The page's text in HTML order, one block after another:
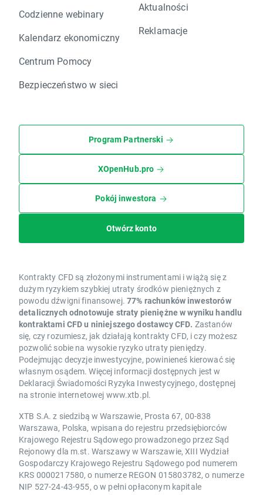
Codzienne webinary
Kalendarz ekonomiczny
Centrum Pomocy
Bezpieczeństwo w sieci
Aktualności
Reklamacje
Program Partnerski
XOpenHub.pro
Pokój inwestora
Otwórz konto
Kontrakty CFD są złożonymi instrumentami i wiążą się z
dużym ryzykiem szybkiej utraty środków pieniężnych z
powodu dźwigni finansowej. 77% rachunków inwestorów
detalicznych odnotowuje straty pieniężne w wyniku handlu
kontraktami CFD u niniejszego dostawcy CFD. Zastanów
się, czy rozumiesz, jak działają kontrakty CFD, i czy możesz
pozwolić sobie na wysokie ryzyko utraty pieniędzy.
Podejmując decyzje inwestycyjne, powinieneś kierować się
własnym osądem. Więcej informacji dostępnych jest w
Deklaracji Świadomości Ryzyka Inwestycyjnego, dostępnej
na stronie internetowej www.xtb.pl.
XTB S.A. z siedzibą w Warszawie, Prosta 67, 00-838
Warszawa, Polska, wpisana do rejestru przedsiębiorców
Krajowego Rejestru Sądowego prowadzonego przez Sąd
Rejonowy dla m.st. Warszawy w Warszawie, XIII Wydział
Gospodarczy Krajowego Rejestru Sądowego pod numerem
KRS 0000217580, o numerze REGON 015803782, o numerze
NIP 527-24-43-955, o w pełni opłaconym kapitale